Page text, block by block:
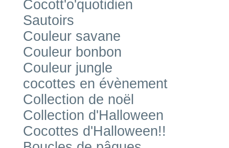
Cocott'o'quotidien
Sautoirs
Couleur savane
Couleur bonbon
Couleur jungle
cocottes en évènement
Collection de noël
Collection d'Halloween
Cocottes d'Halloween!!